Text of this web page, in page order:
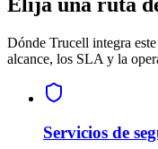
Dónde Trucell integra
alcance, los SLA y la
Servicios de